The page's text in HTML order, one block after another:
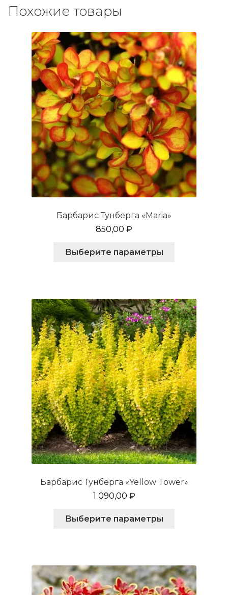
Похожие товары
Барбарис Тунберга «Maria»
850,00 ₽
Выберите параметры
можно
выбрать
на
странице
товара.
Барбарис Тунберга «Yellow Tower»
1 090,00 ₽
Выберите параметры
можно
выбрать
на